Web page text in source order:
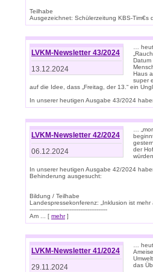
Teilhabe
Ausgezeichnet: Schülerzeitung KBS-Tim€s
LVKM-Newsletter 43/2024
13.12.2024
…
Datum
Haus
super
auf die Idee, dass „Freitag, der 13.“ ein
In unserer heutigen Ausgabe 43/2024
LVKM-Newsletter 42/2024
06.12.2024
…
der
In unserer heutigen Ausgabe 42/2024
Behinderung ausgesucht:
Bildung / Teilhabe
Landespressekonferenz: „Inklusion ist mehr
-------------------------------------------
Am ... [ mehr]
LVKM-Newsletter 41/2024
29.11.2024
…
das